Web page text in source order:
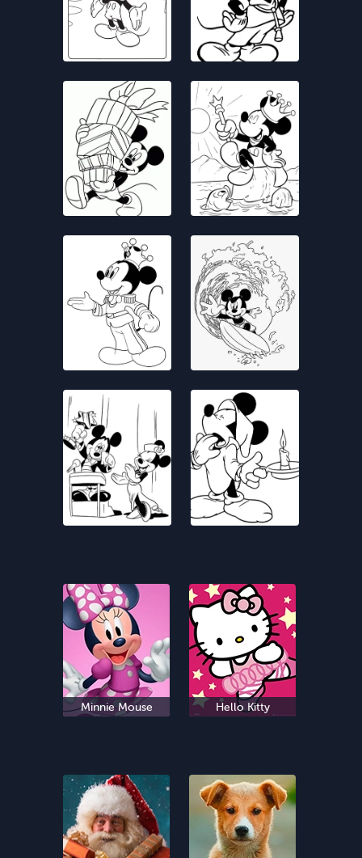
Minnie Mouse Hello Kitty